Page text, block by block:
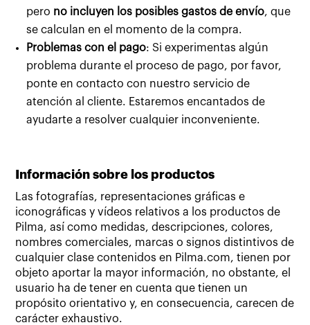
pero no incluyen los posibles gastos de envío, que
se calculan en el momento de la compra.
Problemas con el pago: Si experimentas algún
problema durante el proceso de pago, por favor,
ponte en contacto con nuestro servicio de
atención al cliente. Estaremos encantados de
ayudarte a resolver cualquier inconveniente.
Información sobre los productos
Las fotografías, representaciones gráficas e
iconográficas y vídeos relativos a los productos de
Pilma, así como medidas, descripciones, colores,
nombres comerciales, marcas o signos distintivos de
cualquier clase contenidos en Pilma.com, tienen por
objeto aportar la mayor información, no obstante, el
usuario ha de tener en cuenta que tienen un
propósito orientativo y, en consecuencia, carecen de
carácter exhaustivo.